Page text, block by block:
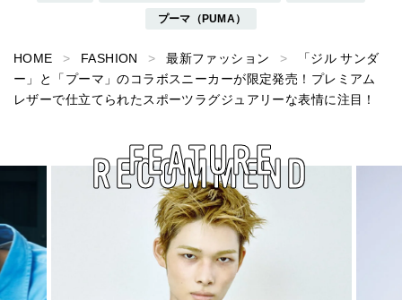
プーマ（PUMA）
HOME FASHION 最新ファッション
「ジル サンダ
ー」と「プーマ」のコラボスニーカーが限定発売！プレミアム
レザーで仕立てられたスポーツラグジュアリーな表情に注目！
RECOMMEND
FEATURE